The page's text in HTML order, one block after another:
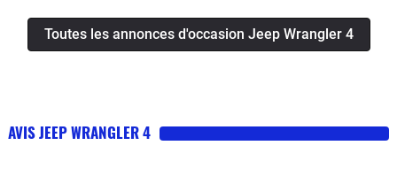
Toutes les annonces d'occasion Jeep Wrangler 4
AVIS JEEP WRANGLER 4